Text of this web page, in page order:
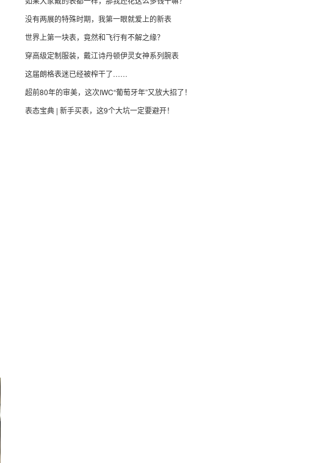
没有两展的特殊时期，我第一眼就爱上的新表
世界上第一块表，竟然和飞行有不解之缘？
穿高级定制服装，戴江诗丹顿伊灵女神系列腕表
这届朗格表迷已经被榨干了……
超前80年的审美，这次IWC“葡萄牙年”又放大招了！
表态宝典 | 新手买表，这9个大坑一定要避开！